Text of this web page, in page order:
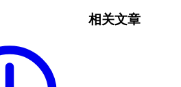
相关文章